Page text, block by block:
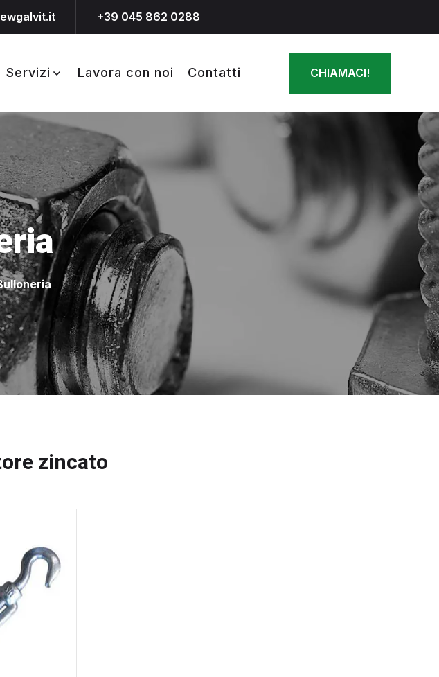
+39 045 862 0288
Servizi Lavora con noi Contatti CHIAMACI!
zincato